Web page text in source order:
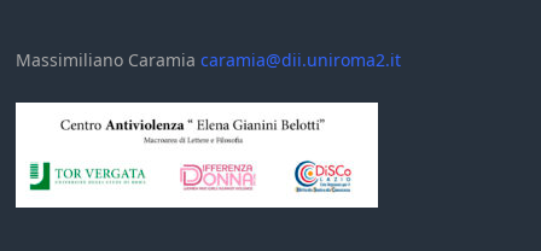
Massimiliano Caramiacaramia@dii.uniroma2.it